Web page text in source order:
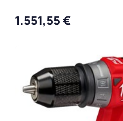
1.551,55 €